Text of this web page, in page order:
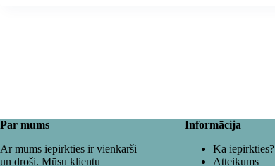
Par mums
Ar mums iepirkties ir vienkārši
un droši. Mūsu klientu
Informācija
Kā iepirkties?
Atteikums